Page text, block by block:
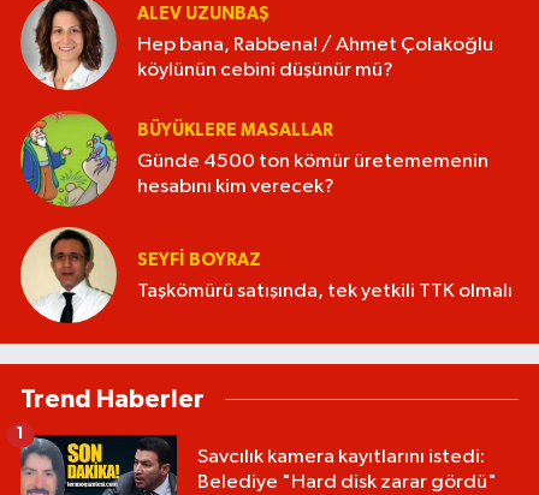
ALEV UZUNBAŞ
Hep bana, Rabbena! / Ahmet Çolakoğlu
köylünün cebini düşünür mü?
BÜYÜKLERE MASALLAR
Günde 4500 ton kömür üretememenin
hesabını kim verecek?
SEYFI BOYRAZ
Taşkömürü satışında, tek yetkili TTK olmalı
Trend Haberler
Savcılık kamera kayıtlarını istedi:
Belediye "Hard disk zarar gördü"